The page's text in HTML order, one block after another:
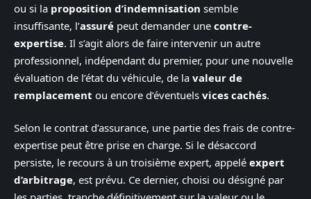
ou si la proposition d’indemnisation semble
insuffisante, l’assuré peut demander une contre-
expertise. Il s’agit alors de faire intervenir un autre
professionnel, indépendant du premier, pour une nouvelle
évaluation de l’état du véhicule, de la valeur de
remplacement ou encore d’éventuels vices cachés.
Selon le contrat d’assurance, une partie des frais de contre-
expertise peut être prise en charge. Si le désaccord
persiste, le recours à un troisième expert, appelé expert
d’arbitrage, est prévu. Ce dernier, choisi ou désigné par